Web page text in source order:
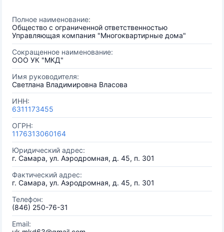
Полное наименование:
Общество с ограниченной ответственностью
Управляющая компания "Многоквартирные дома"
Сокращенное наименование:
ООО УК "МКД"
Имя руководителя:
Светлана Владимировна Власова
ИНН:
6311173455
ОГРН:
1176313060164
Юридический адрес:
г. Самара, ул. Аэродромная, д. 45, п. 301
Фактический адрес:
г. Самара, ул. Аэродромная, д. 45, п. 301
Телефон:
(846) 250-76-31
Email: